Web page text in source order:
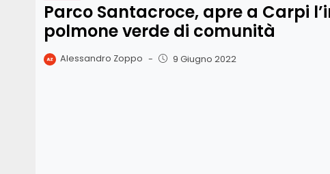
Parco Santacroce, apre a Carpi
polmone verde di comunità
Alessandro Zoppo - 9 Giugno 2022